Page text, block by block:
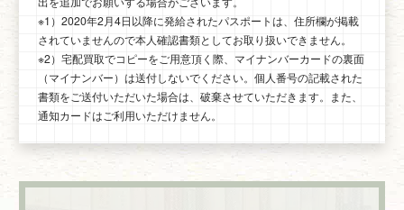
※1）2020年2月4日以降に発給されたパスポートは、住所欄が掲載
されていませんので本人確認書類としてお取り扱いできません。
※2）宅配買取でコピーをご用意頂く際、マイナンバーカードの裏面
（マイナンバー）は送付しないでください。個人番号の記載された
書類をご送付いただいた場合は、破棄させていただきます。また、
通知カードはご利用いただけません。